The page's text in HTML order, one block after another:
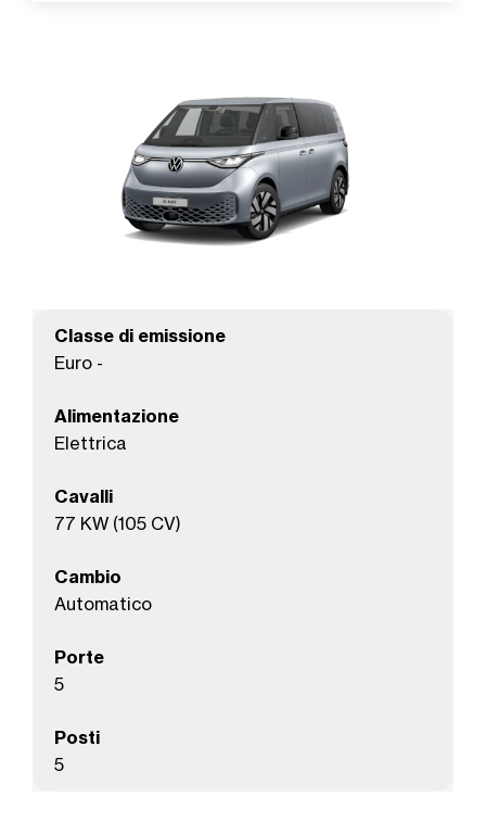
Classe di emissione
Euro -
Alimentazione
Elettrica
Cavalli
77 KW (105 CV)
Cambio
Automatico
Porte
5
Posti
5